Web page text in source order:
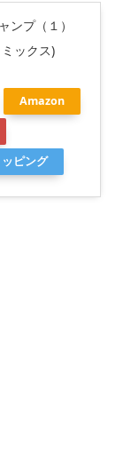
ンプ（１）
ックス)
Amazon
ピング